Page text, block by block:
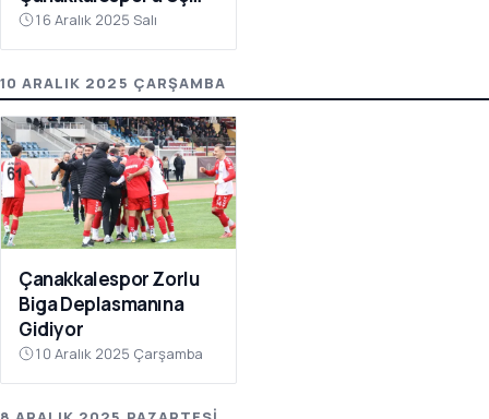
Puanı Getirdi
16 Aralık 2025 Salı
10 ARALIK 2025 ÇARŞAMBA
Çanakkalespor Zorlu
Biga Deplasmanına
Gidiyor
10 Aralık 2025 Çarşamba